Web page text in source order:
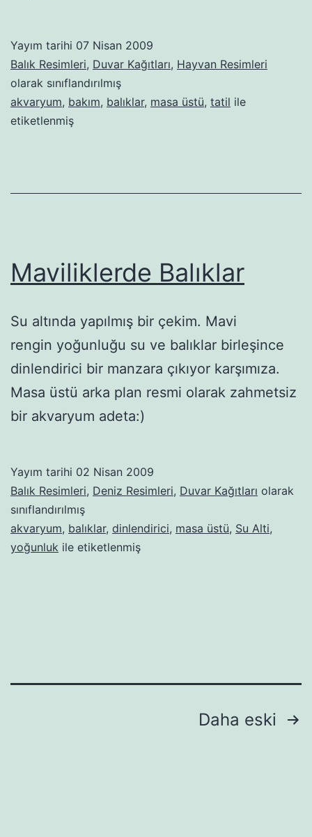
Yayım tarihi 07 Nisan 2009
Balık Resimleri, Duvar Kağıtları, Hayvan Resimleri
olarak sınıflandırılmış
akvaryum, bakım, balıklar, masa üstü, tatil ile
etiketlenmiş
Maviliklerde Balıklar
Su altında yapılmış bir çekim. Mavi
rengin yoğunluğu su ve balıklar birleşince
dinlendirici bir manzara çıkıyor karşımıza.
Masa üstü arka plan resmi olarak zahmetsiz
bir akvaryum adeta:)
Yayım tarihi 02 Nisan 2009
Balık Resimleri, Deniz Resimleri, Duvar Kağıtları olarak
sınıflandırılmış
akvaryum, balıklar, dinlendirici, masa üstü, Su Alti,
yoğunluk ile etiketlenmiş
Daha eski